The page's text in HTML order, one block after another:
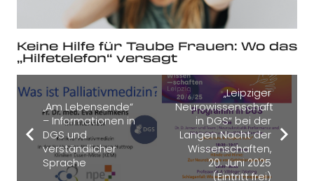
Keine Hilfe für Taube Frauen: Wo das
„Hilfetelefon“ versagt
„Am Lebensende“
– Informationen in
DGS und
verständlicher
Sprache
„Leipziger
Neurowissenschaft
in DGS“ bei der
Langen Nacht der
Wissenschaften,
20. Juni 2025
(Eintritt frei)